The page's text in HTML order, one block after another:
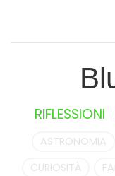
RIFLESSIONI
ASTRONOMIA
CURIOSITÀ